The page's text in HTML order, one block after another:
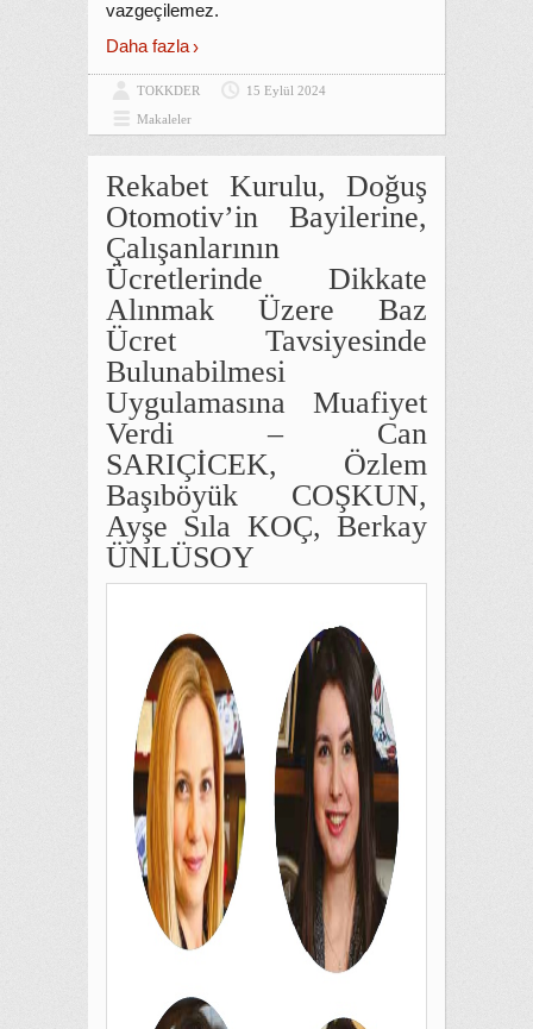
vazgeçilemez.
Daha fazla
TOKKDER
15 Eylül 2024
Makaleler
Rekabet Kurulu, Doğuş
Otomotiv’in Bayilerine,
Çalışanlarının
Ücretlerinde Dikkate
Alınmak Üzere Baz
Ücret Tavsiyesinde
Bulunabilmesi
Uygulamasına Muafiyet
Verdi – Can
SARIÇİCEK, Özlem
Başıböyük COŞKUN,
Ayşe Sıla KOÇ, Berkay
ÜNLÜSOY